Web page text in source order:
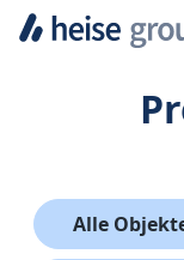
Alle